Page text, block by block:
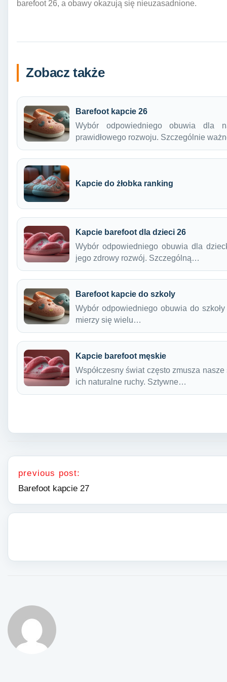
barefoot 26, a obawy okazują się nieuzasadnione.
Zobacz także
Barefoot kapcie 26
Wybór odpowiedniego obuwia dla
prawidłowego rozwoju. Szczególnie
Kapcie do żłobka ranking
Kapcie barefoot dla dzieci 26
Wybór odpowiedniego obuwia dla
jego zdrowy rozwój. Szczególną…
Barefoot kapcie do szkoly
Wybór odpowiedniego obuwia do
mierzy się wielu…
Kapcie barefoot męskie
Współczesny świat często zmusza
ich naturalne ruchy. Sztywne…
Nawigacja wpisu
previous post:
Barefoot kapcie 27